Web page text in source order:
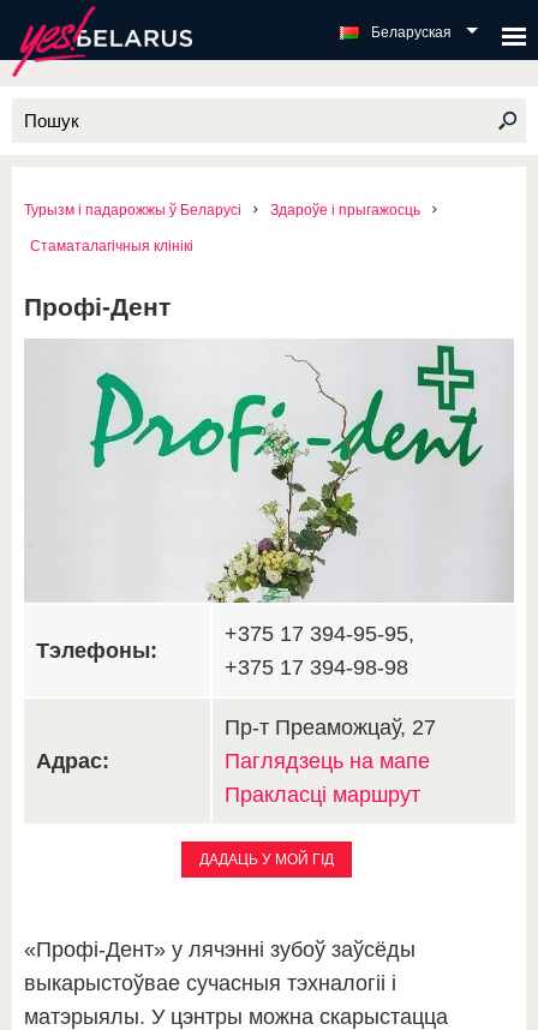
Беларуская
Турызм і падарожжы ў Беларусі Здароўе і прыгажосць
Стаматалагічныя клінікі
Профі-Дент
Тэлефоны:
+375 17 394-95-95,
+375 17 394-98-98
Адрас:
Пр-т Преаможцаў, 27
Паглядзець на мапе
Пракласці маршрут
ДАДАЦЬ У МОЙ ГІД
«Профі-Дент» у лячэнні зубоў заўсёды
выкарыстоўвае сучасныя тэхналогіі і
матэрыялы. У цэнтры можна скарыстацца